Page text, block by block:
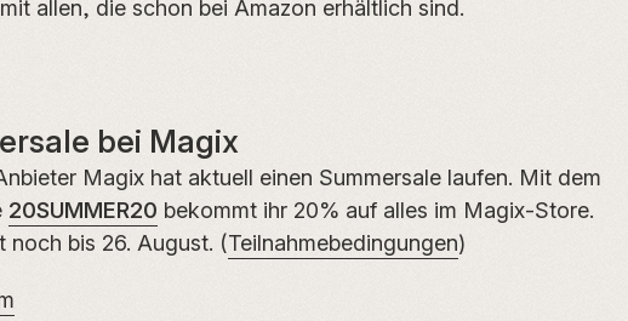
allen, die schon bei Amazon erhältlich sind.
bei Magix
Magix hat aktuell einen Summersale laufen. Mit dem
20SUMMER20 bekommt ihr 20% auf alles im Magix-Store.
noch bis 26. August. (Teilnahmebedingungen)